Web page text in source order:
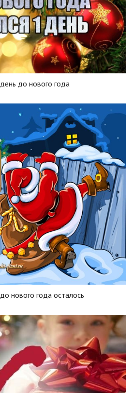
до нового года
нового года осталось